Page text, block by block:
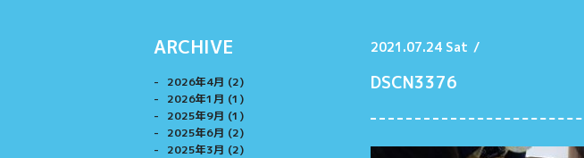
ARCHIVE
2026年4月 (2)
2026年1月 (1)
2025年9月 (1)
2025年6月 (2)
2025年3月 (2)
2021.07.24 Sat /
DSCN3376